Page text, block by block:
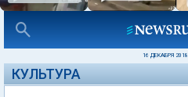
16 ДЕКАБРЯ 2018
КУЛЬТУРА